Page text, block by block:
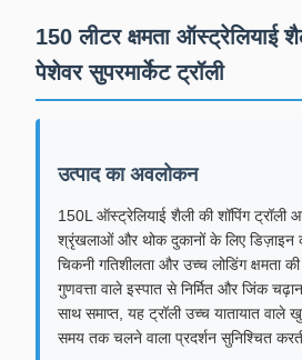
150 लीटर क्षमता ऑस्ट्रेलियाई
पेशेवर सुपरमार्केट ट्रॉली
उत्पाद का अवलोकन
150L ऑस्ट्रेलियाई शैली की शॉपिंग ट्रॉली
श्रृंखलाओं और थोक दुकानों के लिए डिज़ाइन
चिकनी गतिशीलता और उच्च लोडिंग क्षमता
गुणवत्ता वाले इस्पात से निर्मित और जिंक
साथ समाप्त, यह ट्रॉली उच्च यातायात वाले
समय तक चलने वाला प्रदर्शन सुनिश्चित